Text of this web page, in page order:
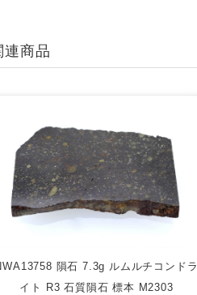
連商品
隕石 7.3g ルムルチコンドラ
イト R3 石質隕石 標本 M2303